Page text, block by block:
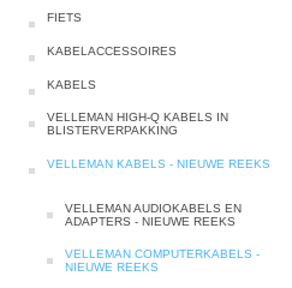
FIETS
KABELACCESSOIRES
KABELS
VELLEMAN HIGH-Q KABELS IN
BLISTERVERPAKKING
VELLEMAN KABELS - NIEUWE REEKS
VELLEMAN AUDIOKABELS EN
ADAPTERS - NIEUWE REEKS
VELLEMAN COMPUTERKABELS -
NIEUWE REEKS